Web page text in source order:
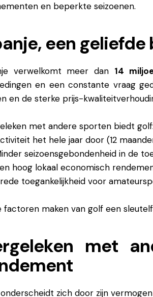
en beperkte seizoenen.
een
verwelkomt meer dan 14
en een constante vraag
en de sterke prijs-
met andere sporten biedt golf:
het hele jaar door (12
seizoensgebondenheid in de
hoog lokaal economisch
toegankelijkheid voor
factoren maken van golf een
met
zich door zijn